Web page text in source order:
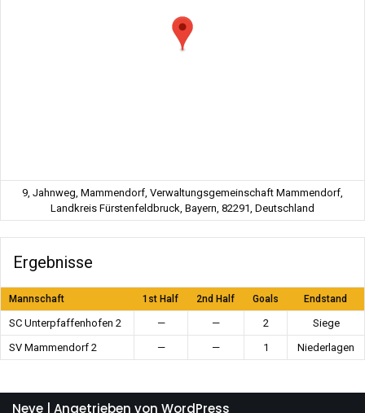
9, Jahnweg, Mammendorf, Verwaltungsgemeinschaft Mammendorf,
Landkreis Fürstenfeldbruck, Bayern, 82291, Deutschland
Ergebnisse
Mannschaft 1st Half 2nd Half Goals Endstand
SC Unterpfaffenhofen 2 — — 2
Siege
SV Mammendorf 2
— — 1 Niederlagen
Neve | Angetrieben von WordPress